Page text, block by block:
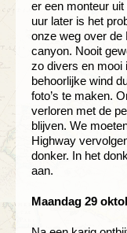
er een monteur
uur later is het
onze weg over de
canyon. Nooit
zo divers en mooi
behoorlijke wind
foto’s te maken.
verloren met de
blijven. We
Highway
donker. In het
aan.
Maandag 29